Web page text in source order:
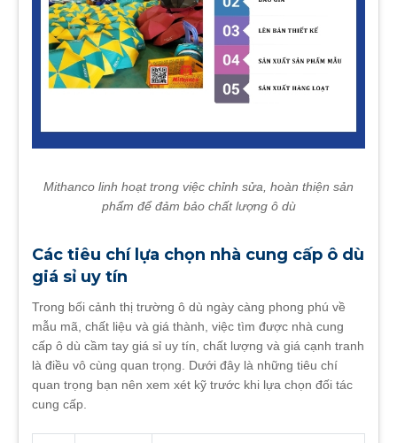
Mithanco linh hoạt trong việc chỉnh sửa, hoàn thiện sản
phẩm để đảm bảo chất lượng ô dù
Các tiêu chí lựa chọn nhà cung cấp ô dù
giá sỉ uy tín
Trong bối cảnh thị trường ô dù ngày càng phong phú về
mẫu mã, chất liệu và giá thành, việc tìm được nhà cung
cấp ô dù cầm tay giá sỉ uy tín, chất lượng và giá cạnh tranh
là điều vô cùng quan trọng. Dưới đây là những tiêu chí
quan trọng bạn nên xem xét kỹ trước khi lựa chọn đối tác
cung cấp.